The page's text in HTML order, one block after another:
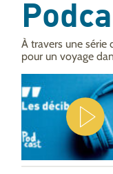
À travers une série
pour un voyage